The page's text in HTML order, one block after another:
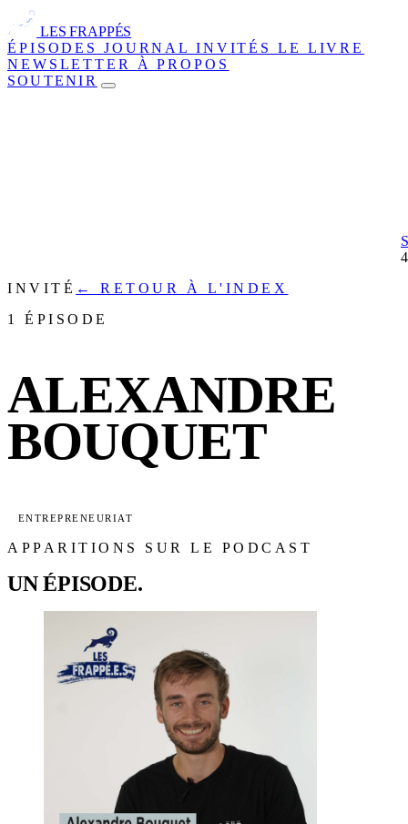
LES FRAPPÉS
ÉPISODES JOURNAL INVITÉSLE LIVRE
NEWSLETTER À PROPOS
SOUTENIR
INVITÉ ← RETOUR À L'INDEX
1 ÉPISODE
ALEXANDRE
BOUQUET
ENTREPRENEURIAT
APPARITIONS SUR LE PODCAST
UN ÉPISODE.